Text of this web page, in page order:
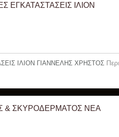
ΙΛΙΟΝ
ΙΛΙΟΝ ΓΙΑΝΝΕΛΗΣ ΧΡΗΣΤΟΣ
& ΣΚΥΡΟΔΕΡΜΑΤΟΣ ΝΕΑ